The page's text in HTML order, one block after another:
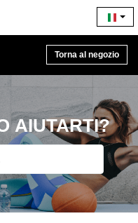
Torna al negozio
AIUTARTI?